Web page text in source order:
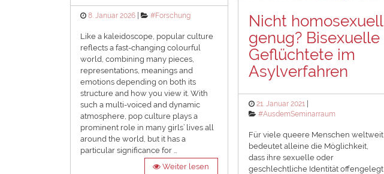
Posted
8. Januar 2026 Categories
#Forschung
Like a kaleidoscope, popular culture
reflects a fast-changing colourful
world, combining many pieces,
representations, meanings and
emotions depending on both its
structure and how you view it. With
such a multi-voiced and dynamic
atmosphere, pop culture plays a
prominent role in many girls’ lives all
around the world, but it has a
particular significance for …
Weiter lesen
Nicht homosexuell
genug? Bisexuelle
Geflüchtete im
Asylverfahren
Posted
on
21. Januar 2021
Categories
#AusdemSeminarraum
Für viele queere Menschen weltweit
bedeutet alleine die Möglichkeit,
dass ihre sexuelle oder
geschlechtliche Identität offengelegt